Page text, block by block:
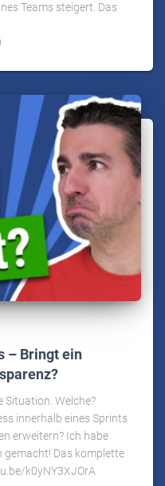
Teams steigert. Das
– Bringt ein
Situation. Welche?
innerhalb eines Sprints
erweitern? Ich habe
gemacht! Das komplette
k0yNY3XJOrA